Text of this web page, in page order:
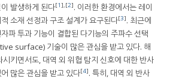
발생하게 된다[1],[2]. 이러한 환경에서는 레이
소재 선정과 구조 설계가 요구된다[3]. 최근에
파 투과 기능이 결합된 다기능의 주파수 선택
surface) 기술이 많은 관심을 받고 있다. 해
키면서도, 대역 외 위협 탐지 신호에 대한 반사
많은 관심을 받고 있다[4]. 특히, 대역 외 반사